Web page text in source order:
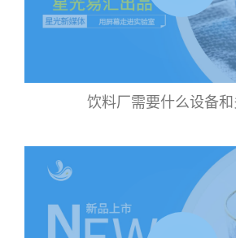
饮料厂需要什么设备